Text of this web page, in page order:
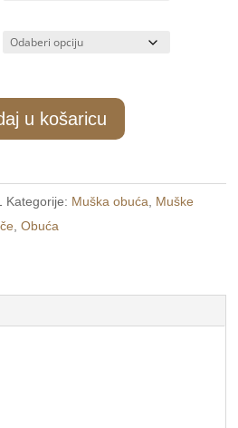
u košaricu
Kategorije: Muška obuća
Muške
,Obuća